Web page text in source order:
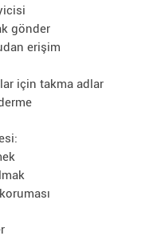
gönder
erişim
için takma adlar